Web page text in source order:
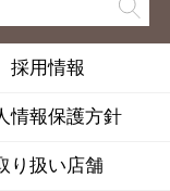
採用情報
情報保護方針
り扱い店舗